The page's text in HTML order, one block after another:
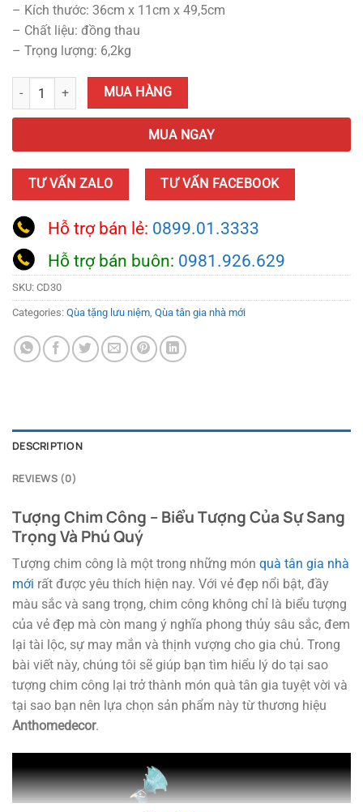
11.850.000 ₫.
– Kích thước: 36cm x 11cm x 49,5cm
– Chất liệu: đồng thau
– Trọng lượng: 6,2kg
Tượng Chim Công Đứng Cành Mẫu Đơn quantity
MUA HÀNG
MUA NGAY
TƯ VẤN ZALO TƯ VẤN FACEBOOK
Hỗ trợ bán lẻ: 0899.01.3333
Hỗ trợ bán buôn: 0981.926.629
SKU: CD30
Categories: Qùa tặng lưu niệm Qùa tân gia nhà mới
DESCRIPTION
REVIEWS (0)
Tượng Chim Công – Biểu Tượng Của Sự Sang
Trọng Và Phú Quý
Tượng chim công là một trong những món quà tân gia nhà
mới rất được yêu thích hiện nay. Với vẻ đẹp nổi bật, đầy
màu sắc và sang trọng, chim công không chỉ là biểu tượng
của vẻ đẹp mà còn mang ý nghĩa phong thủy sâu sắc, đem
lại tài lộc, sự may mắn và thịnh vượng cho gia chủ. Trong
bài viết này, chúng tôi sẽ giúp bạn tìm hiểu lý do tại sao
tượng chim công lại trở thành món quà tân gia tuyệt vời và
tại sao bạn nên lựa chọn sản phẩm này từ thương hiệu
Anthomedecor.